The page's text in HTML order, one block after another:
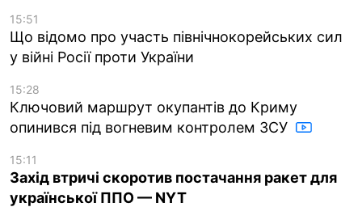
15:51
Що відомо про участь північнокорейських сил
у війні Росії проти України
15:28
Ключовий маршрут окупантів до Криму
опинився під вогневим контролем ЗСУ
15:11
Захід втричі скоротив постачання ракет для
української ППО — NYT